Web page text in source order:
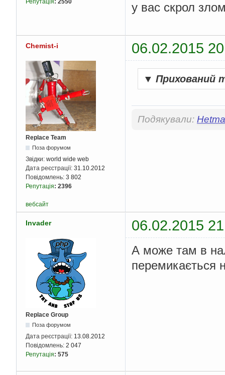
Репутація: 2550
у вас скрол
Chemist-i 06.02.2015
Replace Team
Поза форумом
Звідки: world wide web
Дата реєстрації: 31.10.2012
Повідомлень: 3 802
Репутація: 2396
▼ Прихований
Подякували:
вебсайт
Invader 06.02.2015
Replace Group
Поза форумом
Дата реєстрації: 13.08.2012
Повідомлень: 2 047
Репутація: 575
А може там в
перемикається